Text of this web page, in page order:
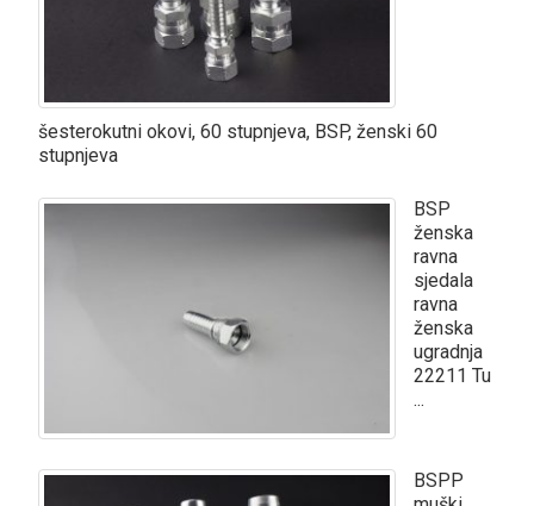
šesterokutni okovi, 60 stupnjeva, BSP, ženski 60
stupnjeva
BSP
ženska
ravna
sjedala
ravna
ženska
ugradnja
22211 Tu
...
BSPP